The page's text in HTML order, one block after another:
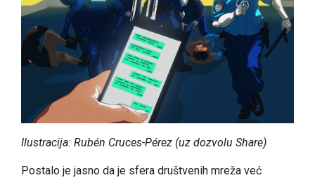
Ilustracija: Rubén Cruces-Pérez (uz dozvolu Share)
Postalo je jasno da je sfera društvenih mreža već